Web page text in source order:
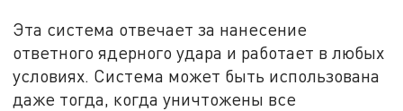
Эта система отвечает за нанесение
ответного ядерного удара и работает в любых
условиях. Система может быть использована
даже тогда, когда уничтожены все